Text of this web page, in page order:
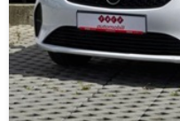
VIŠEBOJAN S
ZELENA
ŽUTA